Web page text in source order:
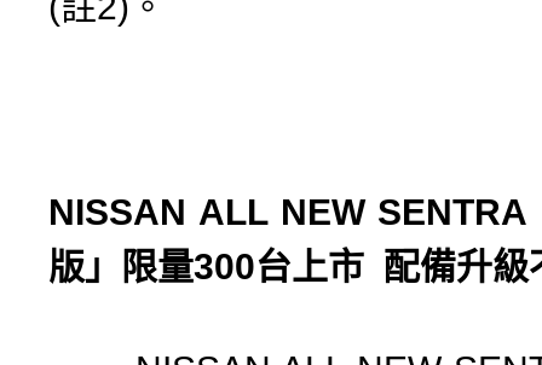
NISSAN ALL NEW SENTRA
版」限量300台上市 配備升級